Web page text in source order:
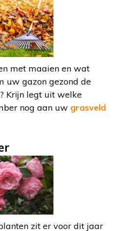
met maaien en wat
uw gazon gezond de
Krijn legt uit welke
nog aan uw grasveld
zit er voor dit jaar